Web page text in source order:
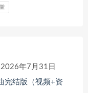
2026年7月31日
完结版（视频+资